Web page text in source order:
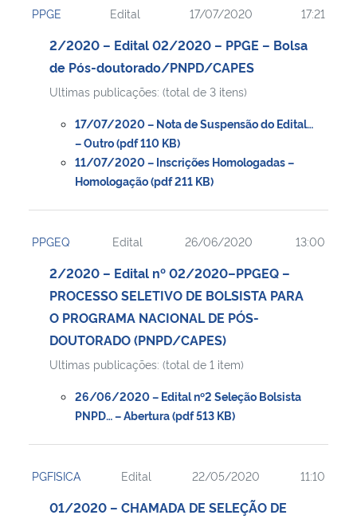
Ministério da Cidadania
Ministério de Minas e Energia
Ministério da Ciência, Tecnologia, Inovações e Comunicações
Ministério do Meio Ambiente
Ministério do Desenvolvimento Regional
Secretaria-Geral
Gabinete de Segurança Institucional
PPGE Edital 17/07/2020 17:21
2/2020 – Edital 02/2020 – PPGE – Bolsa
de Pós-doutorado/PNPD/CAPES
Ultimas publicações: (total de 3 itens)
17/07/2020 – Nota de Suspensão do Edital…
– Outro (pdf 110 KB)
11/07/2020 – Inscrições Homologadas –
Homologação (pdf 211 KB)
PPGEQ Edital 26/06/2020 13:00
2/2020 – Edital nº 02/2020–PPGEQ –
PROCESSO SELETIVO DE BOLSISTA PARA
O PROGRAMA NACIONAL DE PÓS-
DOUTORADO (PNPD/CAPES)
Ultimas publicações: (total de 1 item)
26/06/2020 – Edital nº2 Seleção Bolsista
PNPD… – Abertura (pdf 513 KB)
PGFISICA Edital 22/05/2020 11:10
01/2020 – CHAMADA DE SELEÇÃO DE